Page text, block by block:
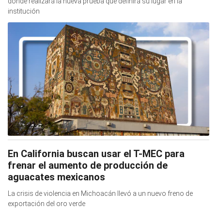
institución
En California buscan usar el T-MEC para
frenar el aumento de producción de
aguacates mexicanos
La crisis de violencia en Michoacán llevó a un nuevo freno de
exportación del oro verde